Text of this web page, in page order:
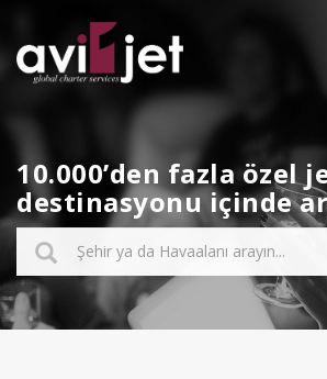
10.000’den fazla özel
destinasyonu içinde